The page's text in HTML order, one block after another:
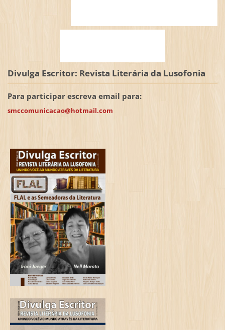
Divulga Escritor: Revista Literária da Lusofonia
Para participar escreva email para:
smccomunicacao@hotmail.com